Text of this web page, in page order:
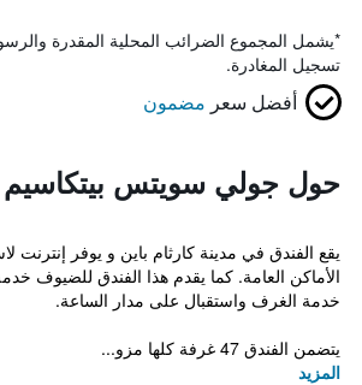
*يشمل المجموع الضرائب المحلية المقدرة
تسجيل المغادرة.
أفضل سعر مضمون
حول جولي سويتس بيتكاسيم
يقع الفندق في مدينة كارثام باين و يوفر
الأماكن العامة. كما يقدم هذا الفندق للضيوف
خدمة الغرف واستقبال على مدار الساعة.
يتضمن الفندق 47 غرفة كلها مزو...
المزيد